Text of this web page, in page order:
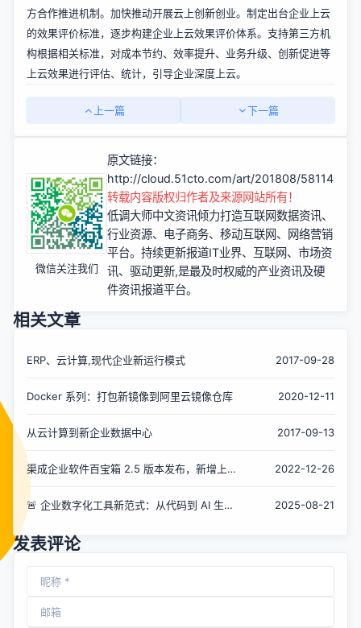
方合作推进机制。加快推动开展云上创新创业。制定出台企业上云
的效果评价标准，逐步构建企业上云效果评价体系。支持第三方机
构根据相关标准，对成本节约、效率提升、业务升级、创新促进等
上云效果进行评估、统计，引导企业深度上云。
上一篇 下一篇
微信关注我们
原文链接：
http://cloud.51cto.com/art/201808/
转载内容版权归作者及来源网站所有！
低调大师中文资讯倾力打造互联网数据资讯、
行业资源、电子商务、移动互联网、网络营销
平台。持续更新报道IT业界、互联网、市场资
讯、驱动更新,是最及时权威的产业资讯及硬
件资讯报道平台。
相关文章
ERP、云计算,现代企业新运行模式 2017-09-28
Docker 系列：打包新镜像到阿里云镜像仓库 2020-12-11
从云计算到新企业数据中心 2017-09-13
渠成企业软件百宝箱 2.5 版本发布，新增上传
2022-12-26
🚨 企业数字化工具新范式：从代码到 AI 生成
2025-08-21
发表评论